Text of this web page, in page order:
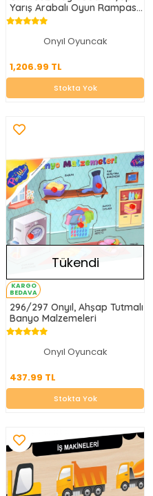
Yarış Arabalı Oyun Rampası-
Onyıl
Onyıl Oyuncak
1,206.99 TL
1,206.99 TL
Stokta Yok
Stokta Yok
KARGO
BEDAVA
Tükendi
296/297 Onyıl, Ahşap Tutmalı
Banyo Malzemeleri
Onyıl Oyuncak
437.99 TL
437.99 TL
Stokta Yok